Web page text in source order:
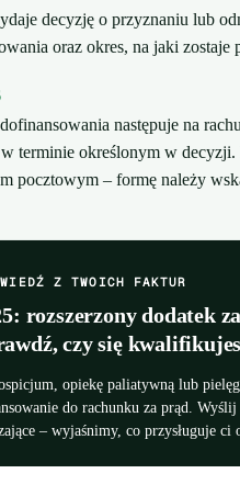
decyzję o przyznaniu lub
oraz okres, na jaki
dofinansowania następuje na
terminie określonym w
pocztowym – formę należy
Z TWOICH FAKTUR
rozszerzony dodatek
czy się
opiekę paliatywną lub
do rachunku za prąd. Wyślij
– wyjaśnimy, co przysługuje ci